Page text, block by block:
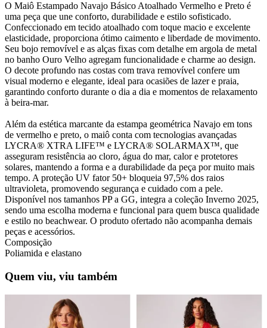
O Maiô Estampado Navajo Básico Atoalhado Vermelho e Preto é
uma peça que une conforto, durabilidade e estilo sofisticado.
Confeccionado em tecido atoalhado com toque macio e excelente
elasticidade, proporciona ótimo caimento e liberdade de movimento.
Seu bojo removível e as alças fixas com detalhe em argola de metal
no banho Ouro Velho agregam funcionalidade e charme ao design.
O decote profundo nas costas com trava removível confere um
visual moderno e elegante, ideal para ocasiões de lazer e praia,
garantindo conforto durante o dia a dia e momentos de relaxamento
à beira-mar.
Além da estética marcante da estampa geométrica Navajo em tons
de vermelho e preto, o maiô conta com tecnologias avançadas
LYCRA® XTRA LIFE™ e LYCRA® SOLARMAX™, que
asseguram resistência ao cloro, água do mar, calor e protetores
solares, mantendo a forma e a durabilidade da peça por muito mais
tempo. A proteção UV fator 50+ bloqueia 97,5% dos raios
ultravioleta, promovendo segurança e cuidado com a pele.
Disponível nos tamanhos PP a GG, integra a coleção Inverno 2025,
sendo uma escolha moderna e funcional para quem busca qualidade
e estilo no beachwear. O produto ofertado não acompanha demais
peças e acessórios.
Composição
Poliamida e elastano
Quem viu, viu também